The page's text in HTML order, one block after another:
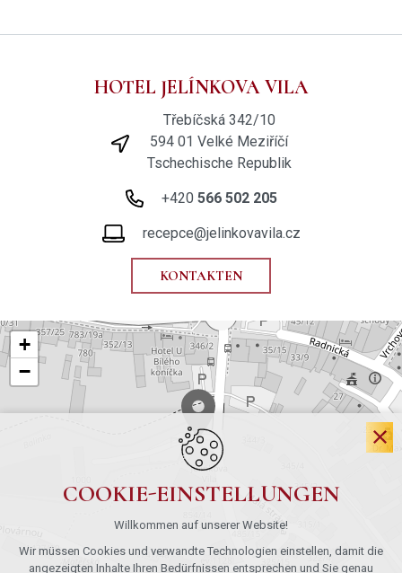
HOTEL JELÍNKOVA VILA
Třebíčská 342/10
594 01 Velké Meziříčí
Tschechische Republik
+420 566 502 205
recepce@jelinkovavila.cz
KONTAKTEN
+
−
COOKIE-EINSTELLUNGEN
Willkommen auf unserer Website!
Wir müssen Cookies und verwandte Technologien einstellen, damit die
angezeigten Inhalte Ihren Bedürfnissen entsprechen und Sie genau